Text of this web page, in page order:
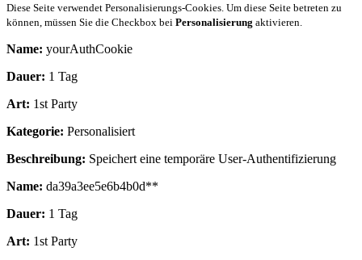
Diese Seite verwendet Personalisierungs-Cookies. Um diese Seite betreten zu
können, müssen Sie die Checkbox bei Personalisierung aktivieren.
Name: yourAuthCookie
Dauer: 1 Tag
Art: 1st Party
Kategorie: Personalisiert
Beschreibung: Speichert eine temporäre User-Authentifizierung
Name: da39a3ee5e6b4b0d**
Dauer: 1 Tag
Art: 1st Party